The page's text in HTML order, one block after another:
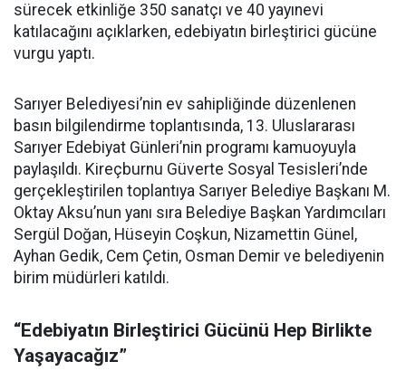
sürecek etkinliğe 350 sanatçı ve 40 yayınevi
katılacağını açıklarken, edebiyatın birleştirici gücüne
vurgu yaptı.
Sarıyer Belediyesi’nin ev sahipliğinde düzenlenen
basın bilgilendirme toplantısında, 13. Uluslararası
Sarıyer Edebiyat Günleri’nin programı kamuoyuyla
paylaşıldı. Kireçburnu Güverte Sosyal Tesisleri’nde
gerçekleştirilen toplantıya Sarıyer Belediye Başkanı M.
Oktay Aksu’nun yanı sıra Belediye Başkan Yardımcıları
Sergül Doğan, Hüseyin Coşkun, Nizamettin Günel,
Ayhan Gedik, Cem Çetin, Osman Demir ve belediyenin
birim müdürleri katıldı.
“Edebiyatın Birleştirici Gücünü Hep Birlikte
Yaşayacağız”